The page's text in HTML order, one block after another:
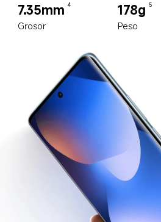
7.35mm 4
Grosor
178g 5
Peso